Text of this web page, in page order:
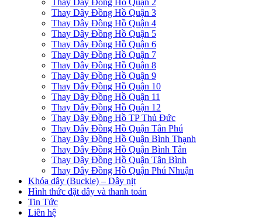
Thay Dây Đồng Hồ Quận 2
Thay Dây Đồng Hồ Quận 3
Thay Dây Đồng Hồ Quận 4
Thay Dây Đồng Hồ Quận 5
Thay Dây Đồng Hồ Quận 6
Thay Dây Đồng Hồ Quận 7
Thay Dây Đồng Hồ Quận 8
Thay Dây Đồng Hồ Quận 9
Thay Dây Đồng Hồ Quận 10
Thay Dây Đồng Hồ Quận 11
Thay Dây Đồng Hồ Quận 12
Thay Dây Đồng Hồ TP Thủ Đức
Thay Dây Đồng Hồ Quận Tân Phú
Thay Dây Đồng Hồ Quận Bình Thạnh
Thay Dây Đồng Hồ Quận Bình Tân
Thay Dây Đồng Hồ Quận Tân Bình
Thay Dây Đồng Hồ Quận Phú Nhuận
Khóa dây (Buckle) – Dây nịt
Hình thức đặt dây và thanh toán
Tin Tức
Liên hệ